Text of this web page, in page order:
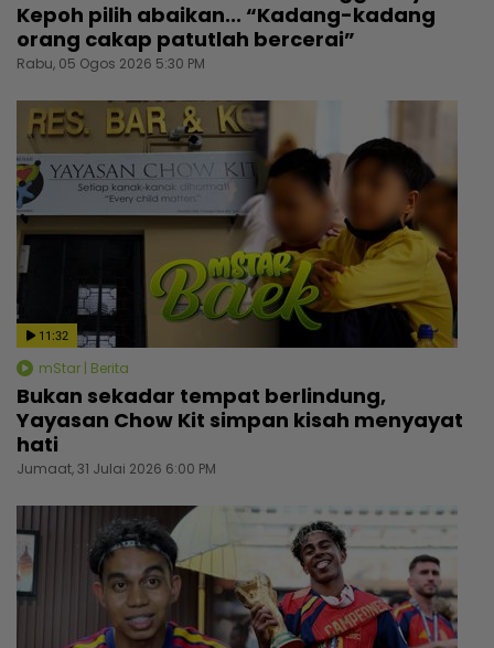
Kepoh pilih abaikan... “Kadang-kadang
orang cakap patutlah bercerai”
Rabu, 05 Ogos 2026 5:30 PM
11:32
mStar | Berita
Bukan sekadar tempat berlindung,
Yayasan Chow Kit simpan kisah menyayat
hati
Jumaat, 31 Julai 2026 6:00 PM